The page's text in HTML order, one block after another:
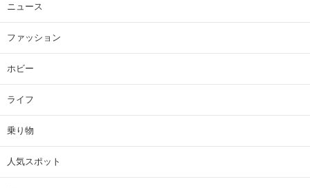
ニュース
ファッション
ホビー
ライフ
乗り物
人気スポット